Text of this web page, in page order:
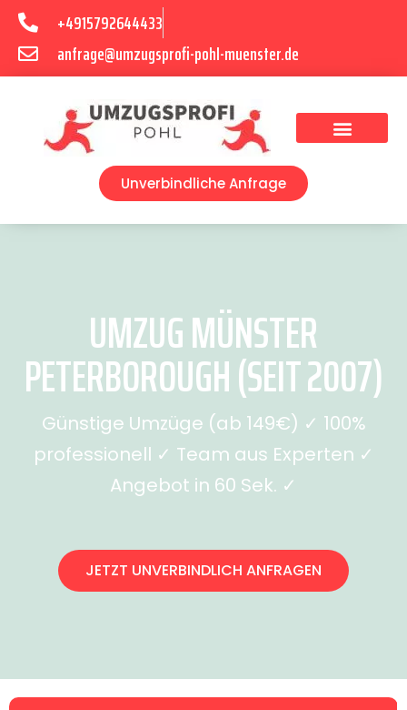
+4915792644433
anfrage@umzugsprofi-pohl-muenster.de
Unverbindliche Anfrage
UMZUG MÜNSTER
PETERBOROUGH (SEIT 2007)
Günstige Umzüge (ab 149€) ✓ 100%
professionell ✓ Team aus Experten ✓
Angebot in 60 Sek. ✓
JETZT UNVERBINDLICH ANFRAGEN